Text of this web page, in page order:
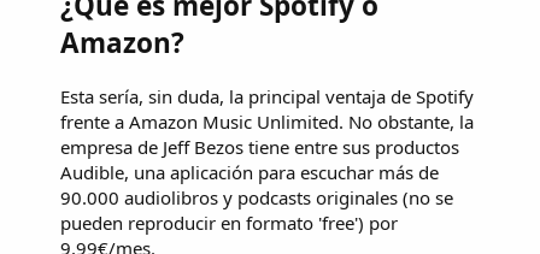
Amazon?
Esta sería, sin duda, la principal ventaja de Spotify
frente a Amazon Music Unlimited. No obstante, la
empresa de Jeff Bezos tiene entre sus productos
Audible, una aplicación para escuchar más de
90.000 audiolibros y podcasts originales (no se
pueden reproducir en formato 'free') por
9,99€/mes.